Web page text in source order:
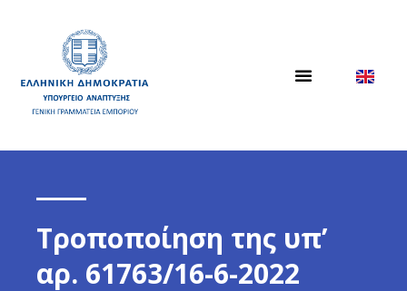
Τροποποίηση της υπ’
αρ. 61763/16-6-2022